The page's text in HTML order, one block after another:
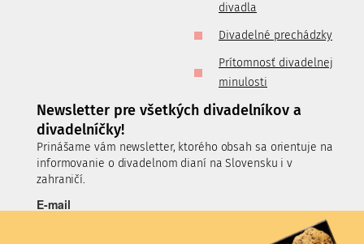
divadla
Divadelné prechádzky
Prítomnosť divadelnej
minulosti
Newsletter pre všetkých divadelníkov a
divadelníčky!
Prinášame vám newsletter, ktorého obsah sa orientuje na
informovanie o divadelnom dianí na Slovensku i v
zahraničí.
E-mail